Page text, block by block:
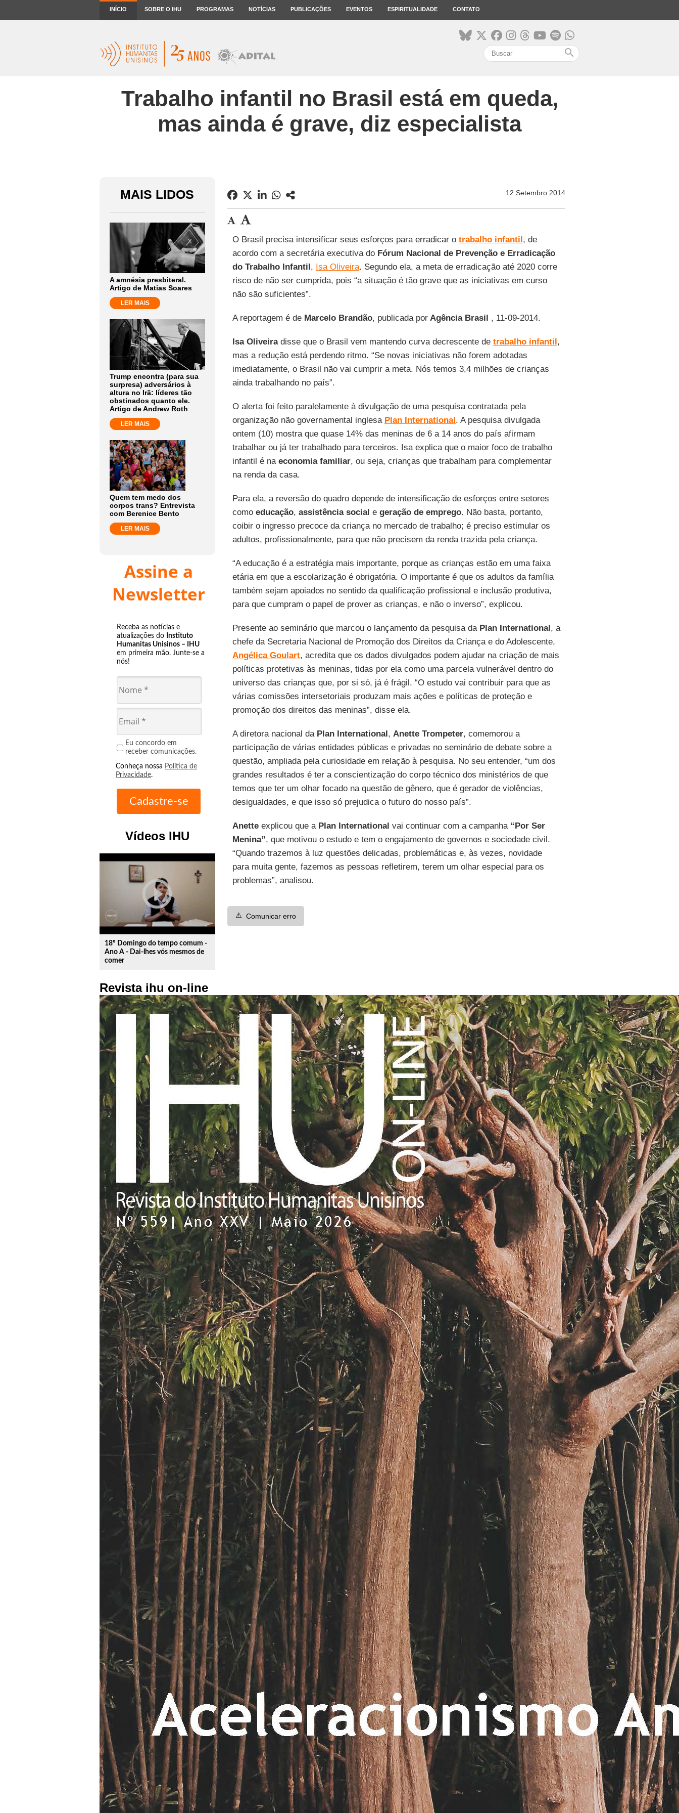
INÍCIO SOBRE O IHU PROGRAMAS NOTÍCIAS PUBLICAÇÕES EVENTOS ESPIRITUALIDADE CONTATO
search
Trabalho infantil no Brasil está em queda,
mas ainda é grave, diz especialista
MAIS LIDOS
A amnésia presbiteral.
Artigo de Matias Soares
LER MAIS
Trump encontra (para sua
surpresa) adversários à
altura no Irã: líderes tão
obstinados quanto ele.
Artigo de Andrew Roth
LER MAIS
Quem tem medo dos
corpos trans? Entrevista
com Berenice Bento
LER MAIS
Assine a
Newsletter
Receba as notícias e
atualizações do Instituto
Humanitas Unisinos – IHU
em primeira mão. Junte-se a
nós!
Eu concordo em
receber comunicações.
Conheça nossa Política de
Privacidade.
Vídeos IHU
play_circle_outline
18º Domingo do tempo comum -
Ano A - Dai-lhes vós mesmos de
comer
Revista ihu on-line
12 Setembro 2014
O Brasil precisa intensificar seus esforços para erradicar o trabalho infantil, de
acordo com a secretária executiva doFórum Nacional de Prevenção e Erradicação
do Trabalho Infantil, Isa Oliveira. Segundo ela, a meta de erradicação até 2020 corre
risco de não ser cumprida, pois “a situação é tão grave que as iniciativas em curso
não são suficientes”.
A reportagem é de Marcelo Brandão, publicada porAgência Brasil , 11-09-2014.
Isa Oliveiradisse que o Brasil vem mantendo curva decrescente de trabalho infantil,
mas a redução está perdendo ritmo. “Se novas iniciativas não forem adotadas
imediatamente, o Brasil não vai cumprir a meta. Nós temos 3,4 milhões de crianças
ainda trabalhando no país”.
O alerta foi feito paralelamente à divulgação de uma pesquisa contratada pela
organização não governamental inglesa Plan International. A pesquisa divulgada
ontem (10) mostra que quase 14% das meninas de 6 a 14 anos do país afirmam
trabalhar ou já ter trabalhado para terceiros. Isa explica que o maior foco de trabalho
infantil é na economia familiar, ou seja, crianças que trabalham para complementar
na renda da casa.
Para ela, a reversão do quadro depende de intensificação de esforços entre setores
como educação, assistência social e geração de emprego. Não basta, portanto,
coibir o ingresso precoce da criança no mercado de trabalho; é preciso estimular os
adultos, profissionalmente, para que não precisem da renda trazida pela criança.
“A educação é a estratégia mais importante, porque as crianças estão em uma faixa
etária em que a escolarização é obrigatória. O importante é que os adultos da família
também sejam apoiados no sentido da qualificação profissional e inclusão produtiva,
para que cumpram o papel de prover as crianças, e não o inverso”, explicou.
Presente ao seminário que marcou o lançamento da pesquisa da Plan International, a
chefe da Secretaria Nacional de Promoção dos Direitos da Criança e do Adolescente,
Angélica Goulart, acredita que os dados divulgados podem ajudar na criação de mais
políticas protetivas às meninas, tidas por ela como uma parcela vulnerável dentro do
universo das crianças que, por si só, já é frágil. “O estudo vai contribuir para que as
várias comissões intersetoriais produzam mais ações e políticas de proteção e
promoção dos direitos das meninas”, disse ela.
A diretora nacional da Plan International, Anette Trompeter, comemorou a
participação de várias entidades públicas e privadas no seminário de debate sobre a
questão, ampliada pela curiosidade em relação à pesquisa. No seu entender, “um dos
grandes resultados é ter a conscientização do corpo técnico dos ministérios de que
temos que ter um olhar focado na questão de gênero, que é gerador de violências,
desigualdades, e que isso só prejudica o futuro do nosso país”.
Anetteexplicou que a Plan International vai continuar com a campanha “Por Ser
Menina”, que motivou o estudo e tem o engajamento de governos e sociedade civil.
“Quando trazemos à luz questões delicadas, problemáticas e, às vezes, novidade
para muita gente, fazemos as pessoas refletirem, terem um olhar especial para os
problemas”, analisou.
⚠️ Comunicar erro